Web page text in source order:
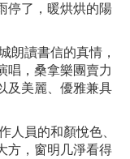
停了，暖烘烘的陽
讀書信的真情，
唱，桑拿樂團賣力
及美麗、優雅兼具
員的和顏悅色、
方，窗明几淨看得